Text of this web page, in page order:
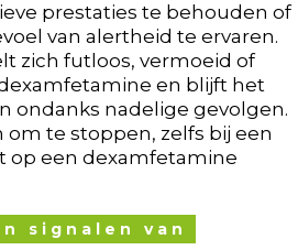
prestaties te behouden of
van alertheid te ervaren.
zich futloos, vermoeid of
en blijft het
ondanks nadelige gevolgen.
te stoppen, zelfs bij een
op een dexamfetamine
signalen van